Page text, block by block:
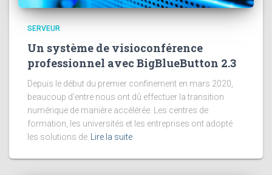
SERVEUR
Un système de visioconférence
professionnel avec BigBlueButton 2.3
Depuis le début du premier confinement en mars 2020,
beaucoup d’entre nous ont dû effectuer la transition
numérique de manière accélérée. Les centres de
formation, les universités et les entreprises ont adopté
les solutions de
Lire la suite